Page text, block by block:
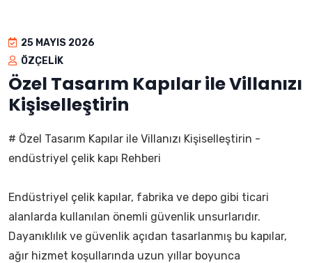
25 MAYIS 2026
ÖZÇELIK
Özel Tasarım Kapılar ile Villanızı
Kişiselleştirin
# Özel Tasarım Kapılar ile Villanızı Kişiselleştirin -
endüstriyel çelik kapı Rehberi
Endüstriyel çelik kapılar, fabrika ve depo gibi ticari
alanlarda kullanılan önemli güvenlik unsurlarıdır.
Dayanıklılık ve güvenlik açıdan tasarlanmış bu kapılar,
ağır hizmet koşullarında uzun yıllar boyunca